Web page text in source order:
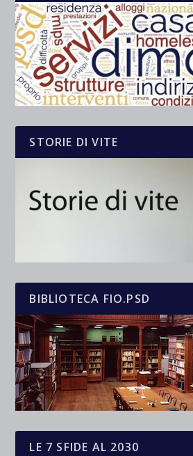
STORIE DI VITE
BIBLIOTECA FIO.PSD
LE 7 SFIDE AL 2030